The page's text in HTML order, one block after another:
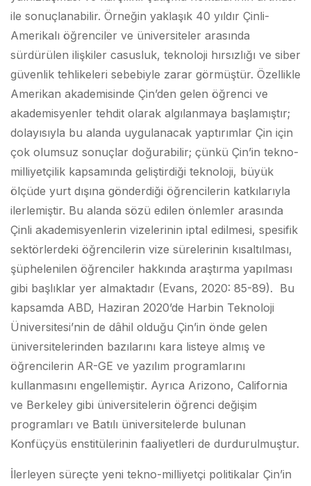
ile sonuçlanabilir. Örneğin yaklaşık 40 yıldır Çinli-
Amerikalı öğrenciler ve üniversiteler arasında
sürdürülen ilişkiler casusluk, teknoloji hırsızlığı ve siber
güvenlik tehlikeleri sebebiyle zarar görmüştür. Özellikle
Amerikan akademisinde Çin’den gelen öğrenci ve
akademisyenler tehdit olarak algılanmaya başlamıştır;
dolayısıyla bu alanda uygulanacak yaptırımlar Çin için
çok olumsuz sonuçlar doğurabilir; çünkü Çin’in tekno-
milliyetçilik kapsamında geliştirdiği teknoloji, büyük
ölçüde yurt dışına gönderdiği öğrencilerin katkılarıyla
ilerlemiştir. Bu alanda sözü edilen önlemler arasında
Çinli akademisyenlerin vizelerinin iptal edilmesi, spesifik
sektörlerdeki öğrencilerin vize sürelerinin kısaltılması,
şüphelenilen öğrenciler hakkında araştırma yapılması
gibi başlıklar yer almaktadır (Evans, 2020: 85-89). Bu
kapsamda ABD, Haziran 2020’de Harbin Teknoloji
Üniversitesi’nin de dâhil olduğu Çin’in önde gelen
üniversitelerinden bazılarını kara listeye almış ve
öğrencilerin AR-GE ve yazılım programlarını
kullanmasını engellemiştir. Ayrıca Arizono, California
ve Berkeley gibi üniversitelerin öğrenci değişim
programları ve Batılı üniversitelerde bulunan
Konfüçyüs enstitülerinin faaliyetleri de durdurulmuştur.
İlerleyen süreçte yeni tekno-milliyetçi politikalar Çin’in